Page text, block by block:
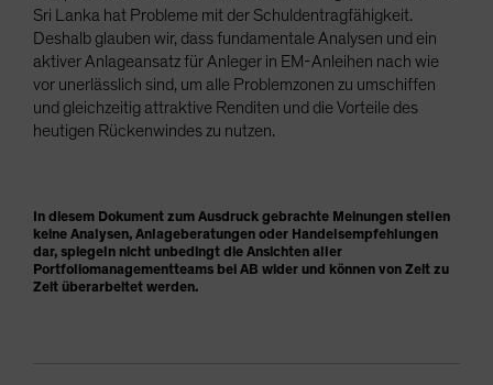
Sri Lanka hat Probleme mit der Schuldentragfähigkeit.
Deshalb glauben wir, dass fundamentale Analysen und ein
aktiver Anlageansatz für Anleger in EM-Anleihen nach wie
vor unerlässlich sind, um alle Problemzonen zu umschiffen
und gleichzeitig attraktive Renditen und die Vorteile des
heutigen Rückenwindes zu nutzen.
In diesem Dokument zum Ausdruck gebrachte Meinungen stellen
keine Analysen, Anlageberatungen oder Handelsempfehlungen
dar, spiegeln nicht unbedingt die Ansichten aller
Portfoliomanagementteams bei AB wider und können von Zeit zu
Zeit überarbeitet werden.